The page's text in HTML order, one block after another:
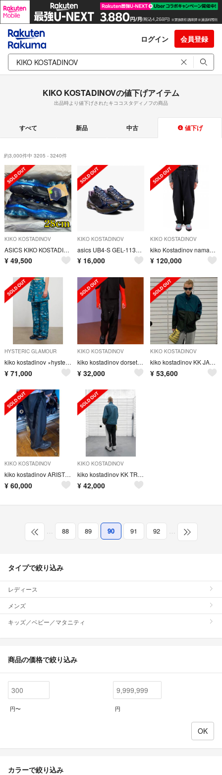
ログイン 会員登録
KIKO KOSTADINOVの値下げアイテム
出品時より値下げされたキココスタディノフの商品
すべて 新品 中古 値下げ
約3,000件中 3205 - 3240件
KIKO KOSTADINOV
ASICS KIKO KOSTADINOV HYSTERIC GLAMOUR
¥ 49,500
KIKO KOSTADINOV
asics UB4-S GEL-1130 kiko kostadinov
¥ 16,000
KIKO KOSTADINOV
kiko Kostadinov namacheko our legacy
¥ 120,000
HYSTERIC GLAMOUR
kiko kostadinov ×hysteric glamour Msize
¥ 71,000
KIKO KOSTADINOV
kiko kostadinov dorset apron trousers
¥ 32,000
KIKO KOSTADINOV
kiko kostadinov KK JACKET01 48
¥ 53,600
KIKO KOSTADINOV
kiko kostadinov ARISTIDES WIDE TROUSERS
¥ 60,000
KIKO KOSTADINOV
kiko kostadinov KK TROUSER 04 46
¥ 42,000
… 88 89 90 91 92 …
タイプで絞り込み
レディース
メンズ
キッズ／ベビー／マタニティ
商品の価格で絞り込み
円〜 円
カラーで絞り込み